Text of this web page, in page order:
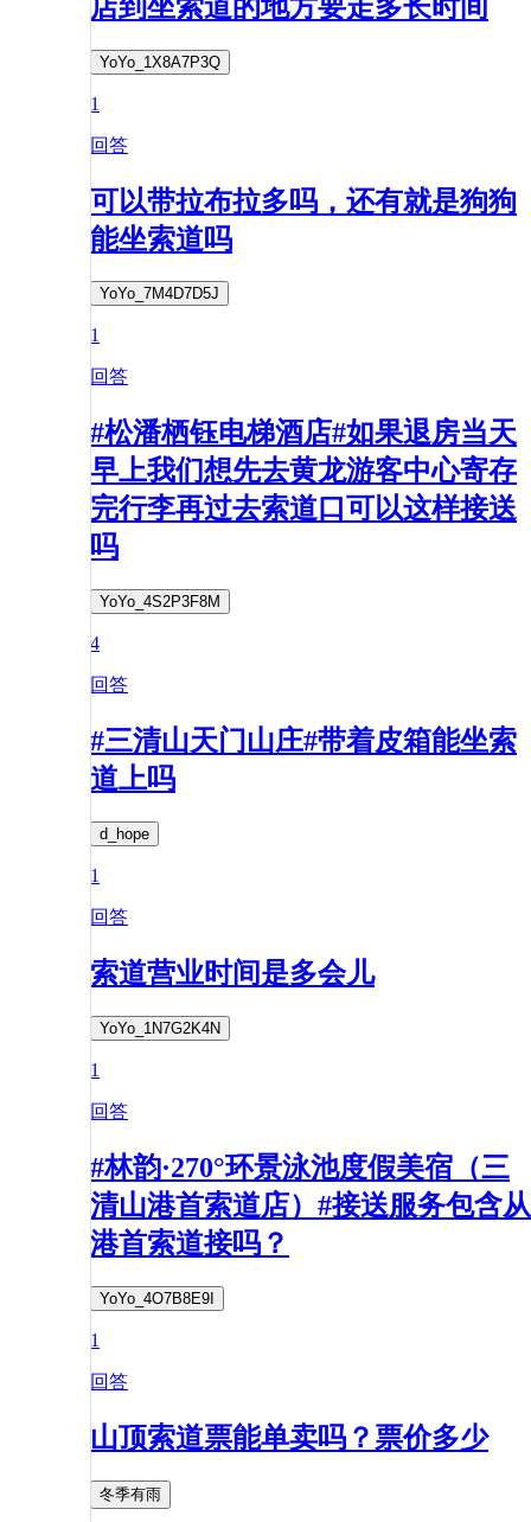
店到坐索道的地方要走多长时间
YoYo_1X8A7P3Q
1
回答
可以带拉布拉多吗，还有就是狗狗
能坐索道吗
YoYo_7M4D7D5J
1
回答
#松潘栖钰电梯酒店#如果退房当天
早上我们想先去黄龙游客中心寄存
完行李再过去索道口可以这样接送
吗
YoYo_4S2P3F8M
4
回答
#三清山天门山庄#带着皮箱能坐索
道上吗
d_hope
1
回答
索道营业时间是多会儿
YoYo_1N7G2K4N
1
回答
#林韵·270°环景泳池度假美宿（三
清山港首索道店）#接送服务包含从
港首索道接吗？
YoYo_4O7B8E9I
1
回答
山顶索道票能单卖吗？票价多少
冬季有雨